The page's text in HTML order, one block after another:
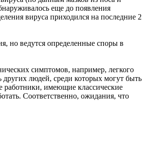
еще до появления
вируса приходился на последние 2
но ведутся определенные споры в
симптомов, например, легкого
других людей, среди которых могут быть
работники, имеющие классические
Соответственно, ожидания, что